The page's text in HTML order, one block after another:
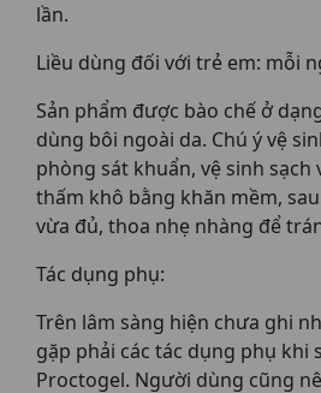
lần.
Liều dùng đối với trẻ em: mỗi
Sản phẩm được bào chế ở
dùng bôi ngoài da. Chú ý vệ
phòng sát khuẩn, vệ sinh sạch
thấm khô bằng khăn mềm,
vừa đủ, thoa nhẹ nhàng để
Tác dụng phụ:
Trên lâm sàng hiện chưa ghi
gặp phải các tác dụng phụ khi
Proctogel. Người dùng cũng